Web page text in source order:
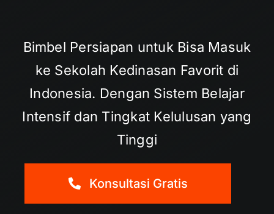
Bimbel Persiapan untuk Bisa Masuk
ke Sekolah Kedinasan Favorit di
Indonesia. Dengan Sistem Belajar
Intensif dan Tingkat Kelulusan yang
Tinggi
Konsultasi Gratis